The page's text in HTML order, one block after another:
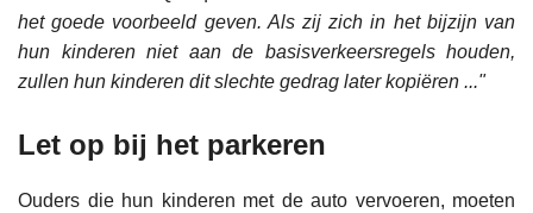
het goede voorbeeld geven. Als zij zich in het bijzijn van
hun kinderen niet aan de basisverkeersregels houden,
zullen hun kinderen dit slechte gedrag later kopiëren ..."
Let op bij het parkeren
Ouders die hun kinderen met de auto vervoeren, moeten